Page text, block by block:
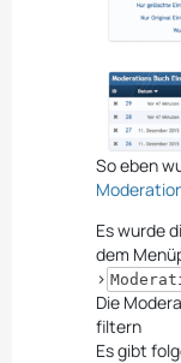
So eben
Es wurde
dem
>
Die
filtern
Es gibt